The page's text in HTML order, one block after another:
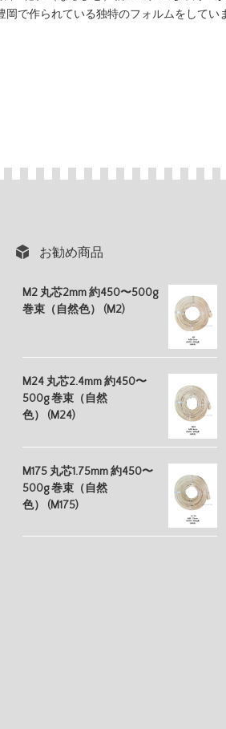
岡で作られている独特のフォルムをしてい
お勧め商品
M2 丸芯2mm 約450〜500g
巻束（自然色） (M2)
M24 丸芯2.4mm 約450〜
500g 巻束（自然
色） (M24)
M175 丸芯1.75mm 約450〜
500g 巻束（自然
色） (M175)